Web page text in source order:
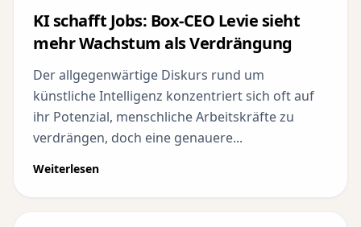
KI schafft Jobs: Box-CEO Levie sieht
mehr Wachstum als Verdrängung
Der allgegenwärtige Diskurs rund um
künstliche Intelligenz konzentriert sich oft auf
ihr Potenzial, menschliche Arbeitskräfte zu
verdrängen, doch eine genauere...
Weiterlesen